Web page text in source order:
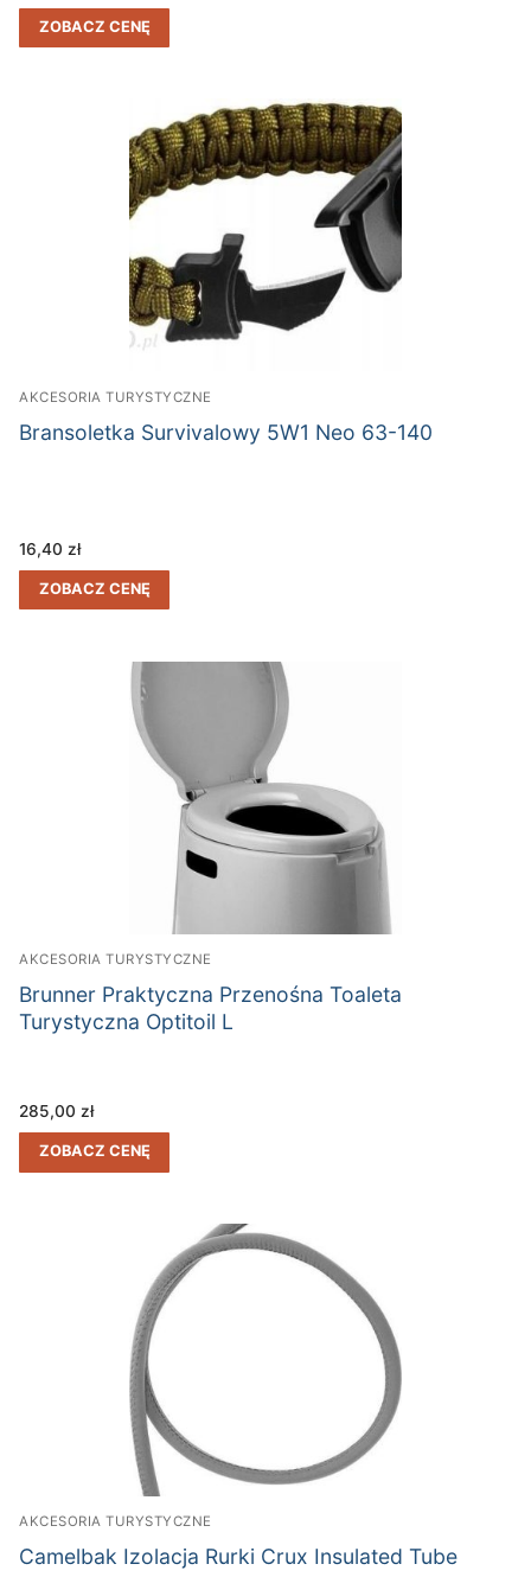
ZOBACZ CENĘ
AKCESORIA TURYSTYCZNE
Bransoletka Survivalowy 5W1 Neo 63-140
16,40 zł
ZOBACZ CENĘ
AKCESORIA TURYSTYCZNE
Brunner Praktyczna Przenośna Toaleta
Turystyczna Optitoil L
285,00 zł
ZOBACZ CENĘ
AKCESORIA TURYSTYCZNE
Camelbak Izolacja Rurki Crux Insulated Tube